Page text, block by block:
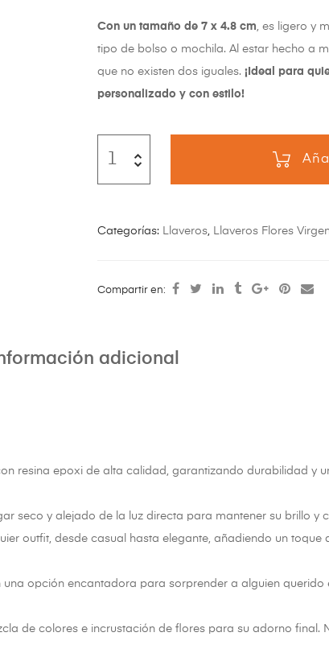
Con un tamaño de 7 x 4.8 cm , es ligero y
tipo de bolso o mochila. Al estar hecho a
que no existen dos iguales.¡Ideal para
personalizado y con estilo!
Categorías: Llaveros Llaveros Flores
Compartir en:
adicional
resina epoxi de alta calidad, garantizando durabilidad y
seco y alejado de la luz directa para mantener su brillo y
outfit, desde casual hasta elegante, añadiendo un toque
una opción encantadora para sorprender a alguien querido
de colores e incrustación de flores para su adorno final.